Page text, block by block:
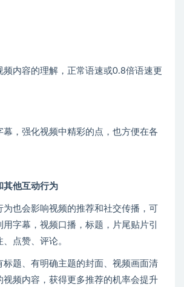
频内容的理解，正常语速或0.8倍语速更
幕，强化视频中精彩的点，也方便在各
其他互动行为
也会影响视频的推荐和社交传播，可
用字幕，视频口播，标题，片尾贴片引
点赞、评论。
标题、有明确主题的封面、视频画面清
视频内容，获得更多推荐的机率会提升